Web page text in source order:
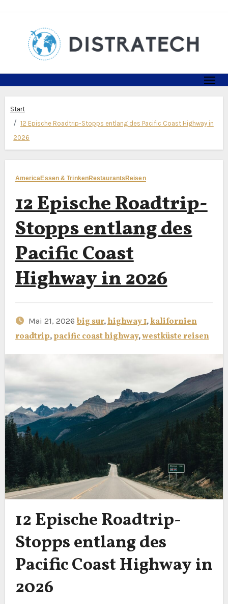
springen
Start
12 Epische Roadtrip-Stopps entlang des Pacific Coast Highway in
2026
AmericaEssen & TrinkenRestaurantsReisen
12 Epische Roadtrip-
Stopps entlang des
Pacific Coast
Highway in 2026
Mai 21, 2026 big sur,highway 1,kalifornien
roadtrip,pacific coast highway,westküste reisen
12 Epische Roadtrip-
Stopps entlang des
Pacific Coast Highway in
2026